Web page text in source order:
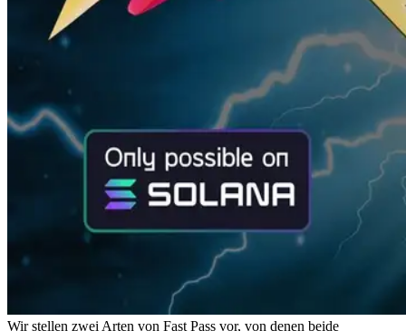
Wir stellen zwei Arten von Fast Pass vor, von denen beide